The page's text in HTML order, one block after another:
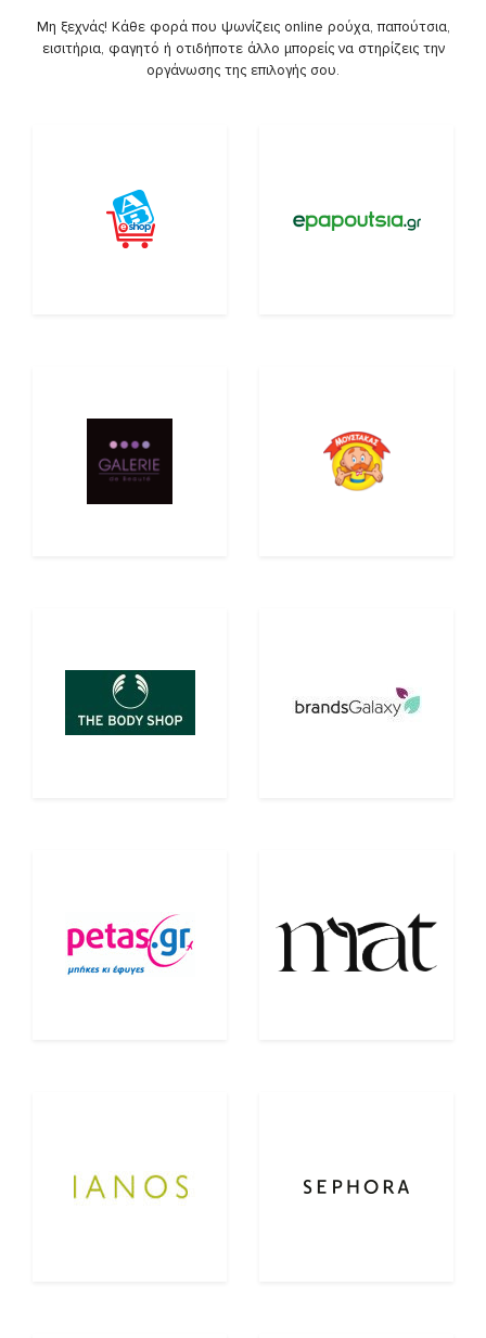
Μη ξεχνάς! Κάθε φορά που ψωνίζεις online ρούχα, παπούτσια,
εισιτήρια, φαγητό ή οτιδήποτε άλλο μπορείς να στηρίζεις την
οργάνωσης της επιλογής σου.